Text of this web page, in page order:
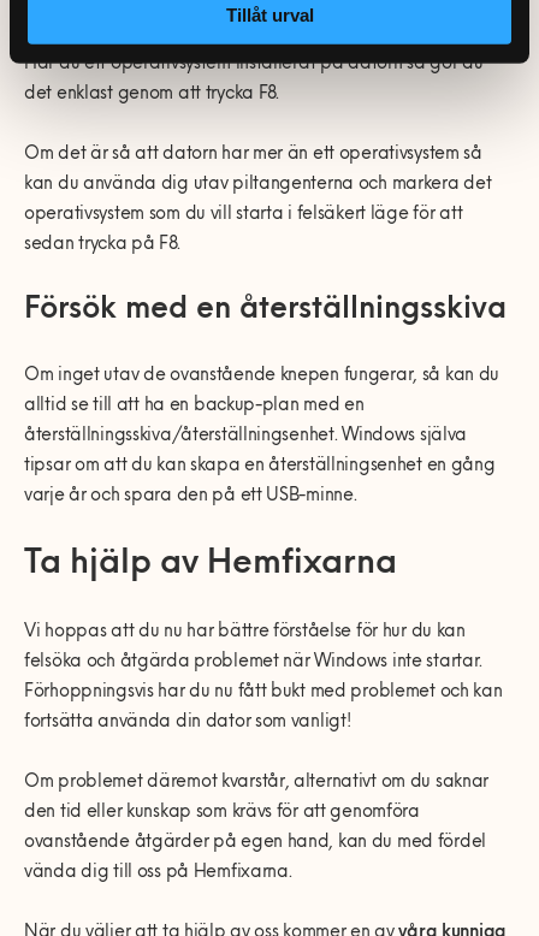
Tillåt urval
Har du ett operativsystem installerat på datorn så gör du
det enklast genom att trycka F8.
Om det är så att datorn har mer än ett operativsystem så
kan du använda dig utav piltangenterna och markera det
operativsystem som du vill starta i felsäkert läge för att
sedan trycka på F8.
Försök med en återställningsskiva
Om inget utav de ovanstående knepen fungerar, så kan du
alltid se till att ha en backup-plan med en
återställningsskiva/återställningsenhet. Windows själva
tipsar om att du kan skapa en återställningsenhet en gång
varje år och spara den på ett USB-minne.
Ta hjälp av Hemfixarna
Vi hoppas att du nu har bättre förståelse för hur du kan
felsöka och åtgärda problemet när Windows inte startar.
Förhoppningsvis har du nu fått bukt med problemet och kan
fortsätta använda din dator som vanligt!
Om problemet däremot kvarstår, alternativt om du saknar
den tid eller kunskap som krävs för att genomföra
ovanstående åtgärder på egen hand, kan du med fördel
vända dig till oss på Hemfixarna.